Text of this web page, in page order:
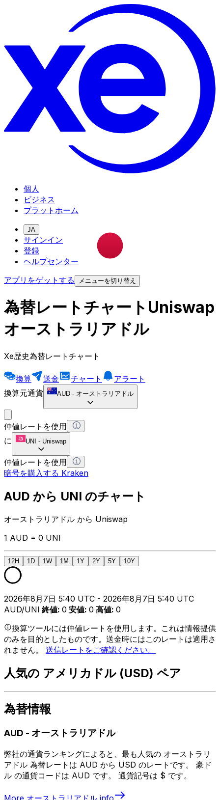
個人
ビジネス
プラットホーム
JA
サインイン
登録
ヘルプセンター
アプリをゲットする
メニューを切り替え
為替レートチャートUniswap
オーストラリアドル
Xe歴史為替レートチャート
換算 送金 チャート
アラート
換算元通貨
AUD - オーストラリアドル
仲値レートを使用
に
UNI - Uniswap
仲値レートを使用
暗号を購入する Kraken
AUD から UNI のチャート
オーストラリアドル から Uniswap
1 AUD = 0 UNI
12H 1D 1W 1M 1Y 2Y 5Y 10Y
2026年8月7日 5:40 UTC - 2026年8月7日 5:40 UTC
AUD/UNI 終値: 0 安値: 0 高値: 0
換算ツールには仲値レートを使用します。これは情報提供
のみを目的としたものです。送金時にはこのレートは適用さ
れません。 送信レートをご確認ください。
人気の アメリカドル (USD) ペア
為替情報
AUD - オーストラリアドル
弊社の通貨ランキングによると、最も人気の オーストラリ
アドル 為替レートは AUD から USD のレートです。 豪ド
ル の通貨コードは AUD です。 通貨記号は $ です。